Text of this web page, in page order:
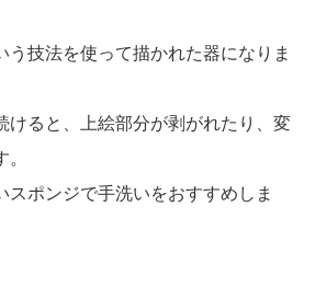
う技法を使って描かれた器になりま
けると、上絵部分が剥がれたり、変
スポンジで手洗いをおすすめしま